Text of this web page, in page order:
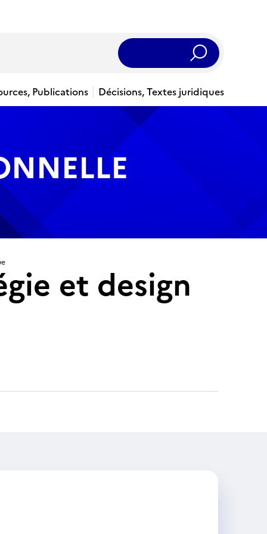
Rechercher
Publications
Décisions, Textes juridiques
et design